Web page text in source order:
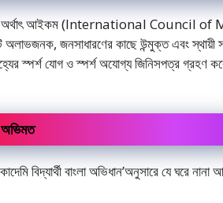
অর্থাৎ আইকম (International Council of
জনসাধারণের কাছে উন্মুক্ত এবং স্থায়ী
স্পর্শ যোগ ও স্পর্শ অযোগ্য জিনিসপত্র গ্রহণ
অভিমত
বিদ্যার্থী বাংলা অভিধান’অনুসারে যে ঘরে